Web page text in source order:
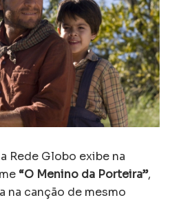
Rede Globo exibe na
“O Menino da Porteira”,
na canção de mesmo